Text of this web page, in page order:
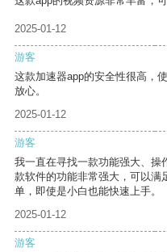
2025-01-12
游客
这款加速器app的安全性很高，
放心。
2025-01-12
游客
我一直在寻找一款功能强大、操
款软件的功能非常强大，可以满
单，即使是小白也能快速上手。
2025-01-12
游客